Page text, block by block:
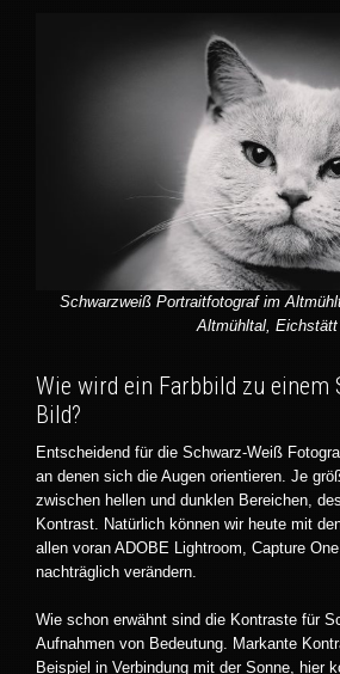
Schwarzweiß Portraitfotograf im
Altmühltal, Eichstätt
Wie wird ein Farbbild zu einem
Bild?
Entscheidend für die Schwarz-Weiß
an denen sich die Augen orientieren. Je
zwischen hellen und dunklen Bereichen,
Kontrast. Natürlich können wir heute mit
allen voran ADOBE Lightroom, Capture
nachträglich verändern.
Wie schon erwähnt sind die Kontraste für
Aufnahmen von Bedeutung. Markante
Beispiel in Verbindung mit der Sonne, hier